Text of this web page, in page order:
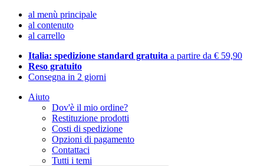
al menù principale
al contenuto
al carrello
Italia: spedizione standard gratuita a partire da € 59,90
Reso gratuito
Consegna in 2 giorni
Aiuto
Dov'è il mio ordine?
Restituzione prodotti
Costi di spedizione
Opzioni di pagamento
Contattaci
Tutti i temi